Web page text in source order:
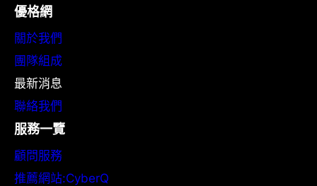
優格網
關於我們
團隊組成
最新消息
聯絡我們
服務一覽
顧問服務
推薦網站:CyberQ